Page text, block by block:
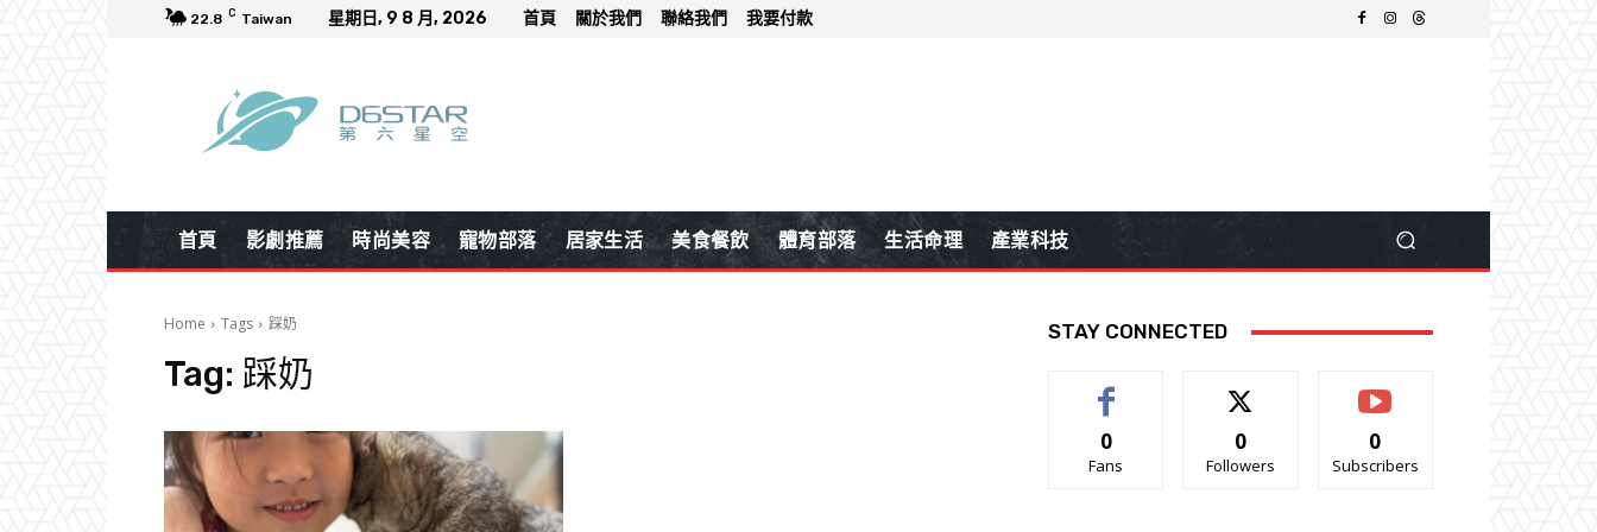
22.8 C Taiwan 星期日, 9 8 月, 2026 首頁 關於我們 聯絡我們 我要付款
首頁 影劇推薦 時尚美容 寵物部落 居家生活 美食餐飲 體育部落 生活命理 產業科技
Home Tags 踩奶
Tag: 踩奶
STAY CONNECTED
0
Fans
0
Followers
0
Subscribers